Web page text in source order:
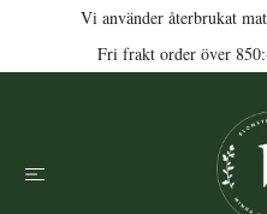
Vi använder återbrukat
Fri frakt order över